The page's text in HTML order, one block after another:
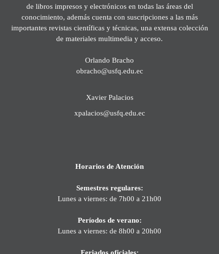
de libros impresos y electrónicos en todas las áreas del
conocimiento, además cuenta con suscripciones a las más
importantes revistas científicas y técnicas, una extensa colección
de materiales multimedia y acceso.
Orlando Bracho
obracho@usfq.edu.ec
Xavier Palacios
xpalacios@usfq.edu.ec
Horarios de Atención
Semestres regulares:
Lunes a viernes: de 7h00 a 21h00
Períodos de verano:
Lunes a viernes: de 8h00 a 20h00
Feriados oficiales: